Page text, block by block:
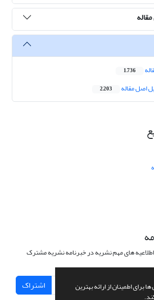
برای اطمینان از ارائه بهترین
1,736
اصل مقاله 2,203
اطلاعیه های مهم نشریه در خبرنامه نشریه مشترک
اشتراک